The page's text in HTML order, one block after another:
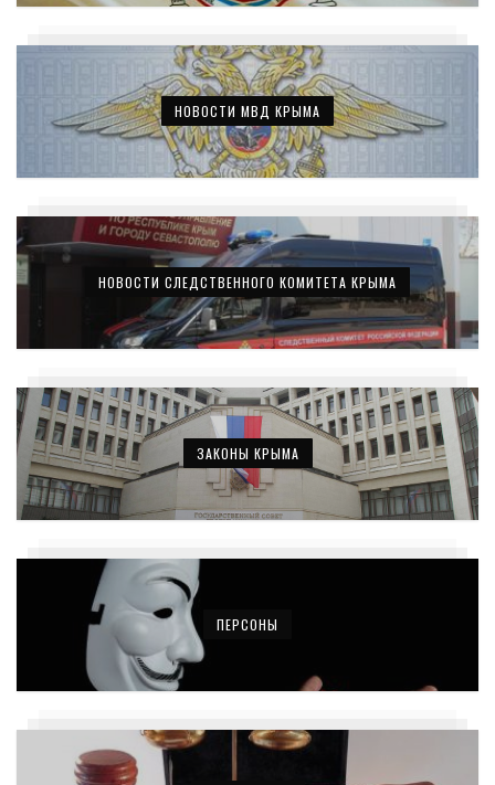
НОВОСТИ МВД КРЫМА
НОВОСТИ СЛЕДСТВЕННОГО КОМИТЕТА КРЫМА
ЗАКОНЫ КРЫМА
ПЕРСОНЫ